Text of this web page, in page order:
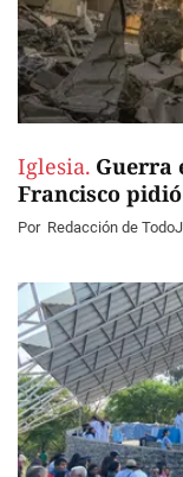
Iglesia. Guerra
Francisco
Por Redacción de